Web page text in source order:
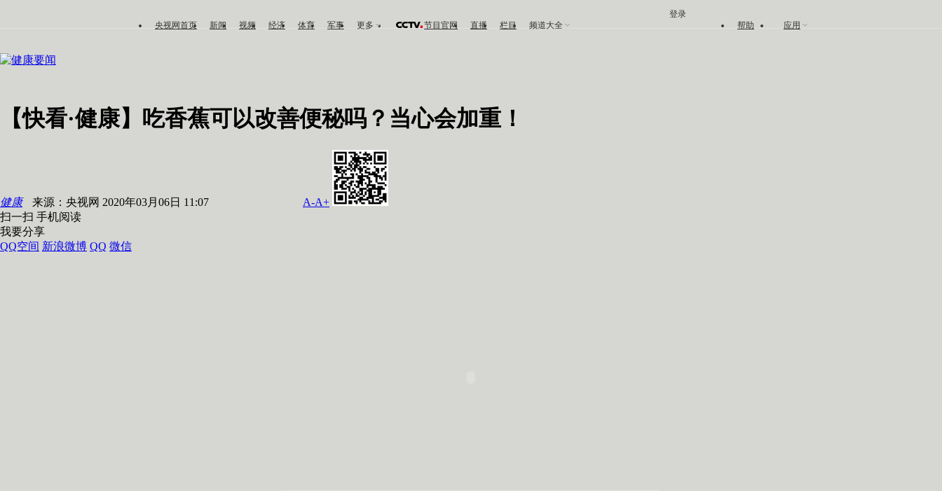
央视网首页 新闻 视频 经济 体育 军事 更多 节目官网 直播 栏目 频道大全 帮助 应用
登录
健康要闻
【快看·健康】吃香蕉可以改善便秘吗？当心会加重！
健康 来源：央视网 2020年03月06日 11:07 A-A+
扫一扫 手机阅读
我要分享
QQ空间 新浪微博 QQ 微信